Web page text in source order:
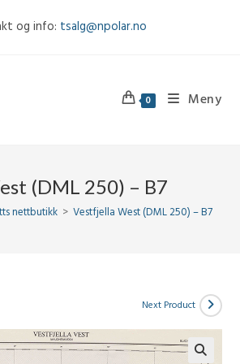
og info: tsalg@npolar.no
0 Meny
(DML 250) – B7
nettbutikk > Vestfjella West (DML 250) – B7
Next Product